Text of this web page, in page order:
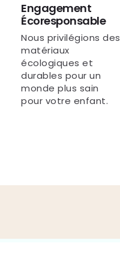
Engagement
Écoresponsable
Nous privilégions des
matériaux
écologiques et
durables pour un
monde plus sain
pour votre enfant.